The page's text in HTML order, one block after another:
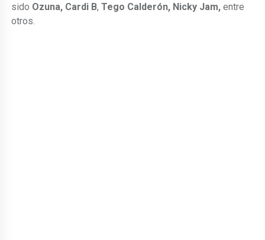
sido Ozuna, Cardi B,Tego Calderón, Nicky Jam, entre
otros.